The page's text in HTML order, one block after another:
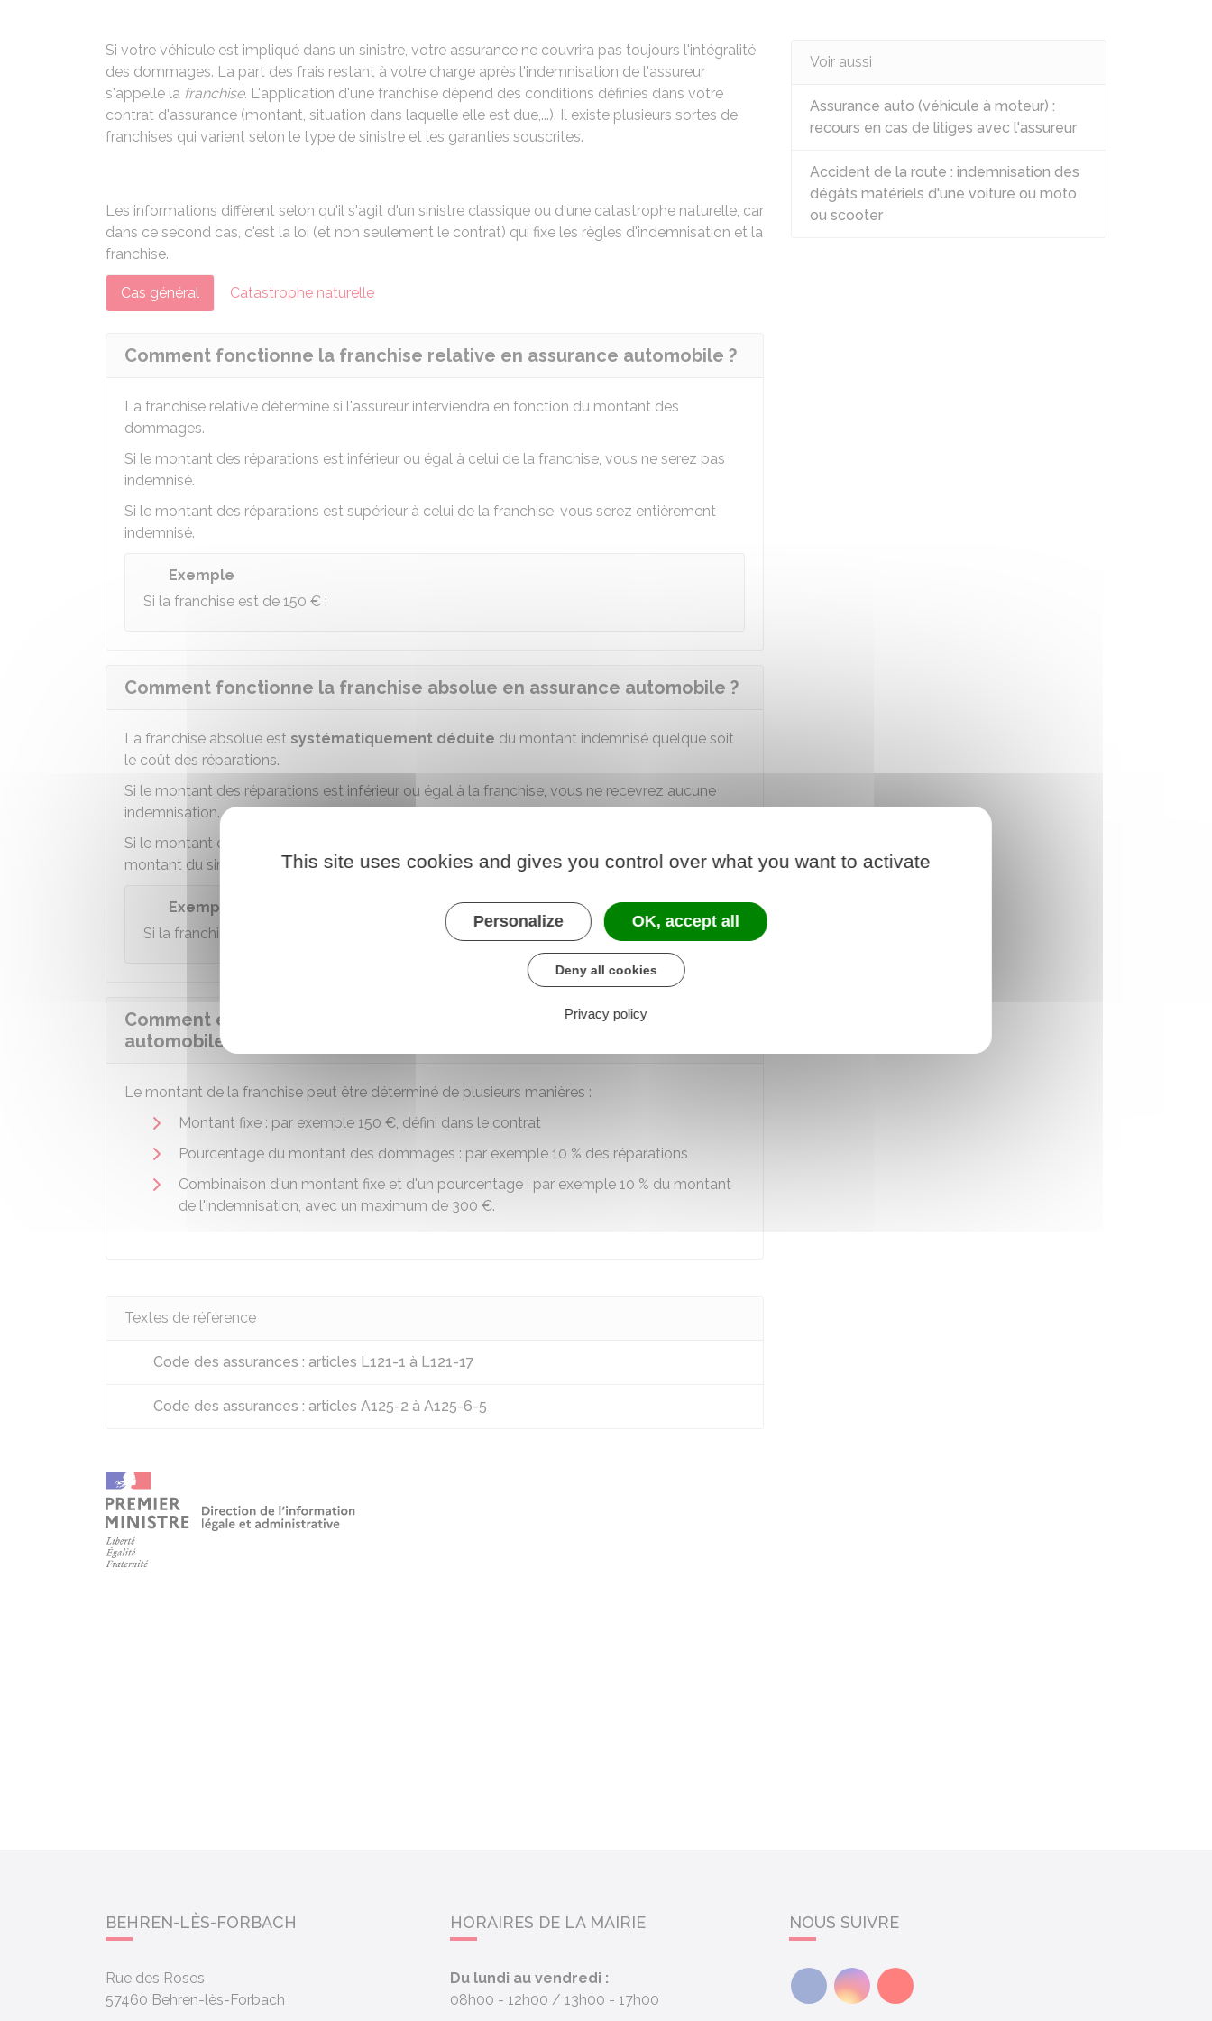
Si votre véhicule est impliqué dans un sinistre, votre assurance ne couvrira pas toujours l'intégralité
des dommages. La part des frais restant à votre charge après l'indemnisation de l'assureur
s'appelle la franchise. L'application d'une franchise dépend des conditions définies dans votre
contrat d'assurance (montant, situation dans laquelle elle est due,...). Il existe plusieurs sortes de
franchises qui varient selon le type de sinistre et les garanties souscrites.
Les informations diffèrent selon qu'il s'agit d'un sinistre classique ou d'une catastrophe naturelle, car
dans ce second cas, c'est la loi (et non seulement le contrat) qui fixe les règles d'indemnisation et la
franchise.
Cas général Catastrophe naturelle
Comment fonctionne la franchise relative en assurance automobile ?
La franchise relative détermine si l'assureur interviendra en fonction du montant des
dommages.
Si le montant des réparations est inférieur ou égal à celui de la franchise, vous ne serez pas
indemnisé.
Si le montant des réparations est supérieur à celui de la franchise, vous serez entièrement
indemnisé.
Exemple
Si la franchise est de 150 € :
Comment fonctionne la franchise absolue en assurance automobile ?
La franchise absolue est systématiquement déduite du montant indemnisé quelque soit
le coût des réparations.
Si le montant des réparations est inférieur ou égal à la franchise, vous ne recevrez aucune
indemnisation.
Si le montant des réparations est supérieur à la franchise, vous percevrez la différence entre le
montant du sinistre et la franchise.
Exemple
Si la franchise est de
Comment est calculé le montant de la franchise en assurance
automobile ?
Le montant de la franchise peut être déterminé de plusieurs manières :
Montant fixe : par exemple 150 €, défini dans le contrat
Pourcentage du montant des dommages : par exemple 10 % des réparations
Combinaison d'un montant fixe et d'un pourcentage : par exemple 10 % du montant
de l'indemnisation, avec un maximum de 300 €.
Textes de référence
Code des assurances : articles L121-1 à L121-17
Code des assurances : articles A125-2 à A125-6-5
Voir aussi
Assurance auto (véhicule à moteur) :
recours en cas de litiges avec l'assureur
Accident de la route : indemnisation des
dégâts matériels d'une voiture ou moto
ou scooter
BEHREN-LÈS-FORBACH
Rue des Roses
57460 Behren-lès-Forbach
HORAIRES DE LA MAIRIE
Du lundi au vendredi :
08h00 - 12h00
13h00 - 17h00
NOUS SUIVRE
FacebookInstagramYoutube
This site uses cookies and gives you control over what you want to activate
Personalize OK, accept all
Deny all cookies
Privacy policy